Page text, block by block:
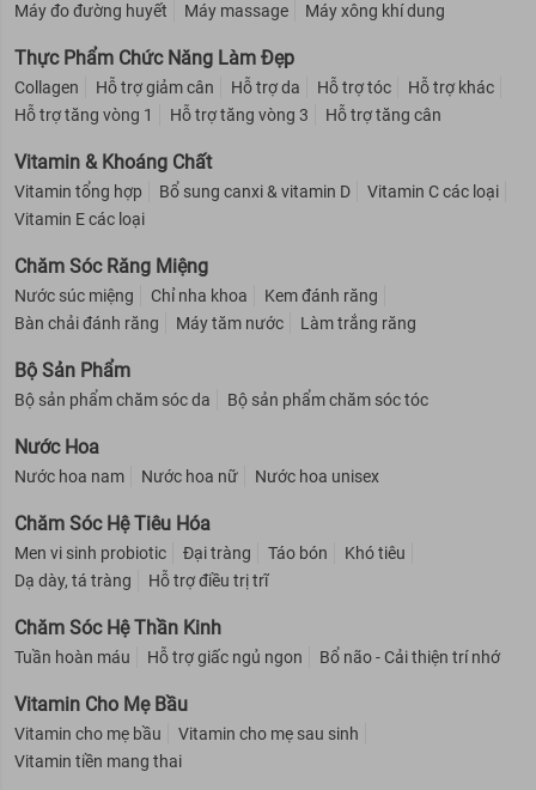
Máy đo đường huyết
Máy massage Máy xông khí dung
Thực Phẩm Chức Năng Làm Đẹp
Collagen Hỗ trợ giảm cân Hỗ trợ da Hỗ trợ tóc
Hỗ trợ khác
Hỗ trợ tăng vòng 1
Hỗ trợ tăng vòng 3 Hỗ trợ tăng cân
Vitamin & Khoáng Chất
Vitamin tổng hợp Bổ sung canxi & vitamin D
Vitamin C các loại
Vitamin E các loại
Chăm Sóc Răng Miệng
Nước súc miệng Chỉ nha khoa
Kem đánh răng
Bàn chải đánh răng
Máy tăm nước Làm trắng răng
Bộ Sản Phẩm
Bộ sản phẩm chăm sóc da Bộ sản phẩm chăm sóc tóc
Nước Hoa
Nước hoa nam Nước hoa nữ Nước hoa unisex
Chăm Sóc Hệ Tiêu Hóa
Men vi sinh probiotic Đại tràng Táo bón
Khó tiêu
Dạ dày, tá tràng
Hỗ trợ điều trị trĩ
Chăm Sóc Hệ Thần Kinh
Tuần hoàn máu Hỗ trợ giấc ngủ ngon Bổ não - Cải thiện trí nhớ
Vitamin Cho Mẹ Bầu
Vitamin cho mẹ bầu
Vitamin cho mẹ sau sinh
Vitamin tiền mang thai